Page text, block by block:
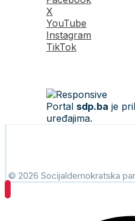
X
YouTube
Instagram
TikTok
Portal sdp.ba je
uređajima.
© 2026 Socijaldemokratska